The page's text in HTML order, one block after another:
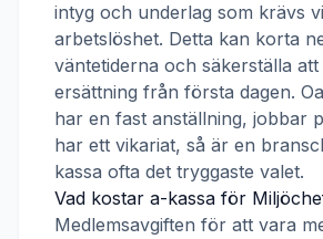
intyg och underlag som krävs
arbetslöshet. Detta kan korta
väntetiderna och säkerställa
ersättning från första dagen.
har en fast anställning, jobbar
har ett vikariat, så är en
kassa ofta det tryggaste valet.
Vad kostar a-kassa för
Medlemsavgiften för att vara